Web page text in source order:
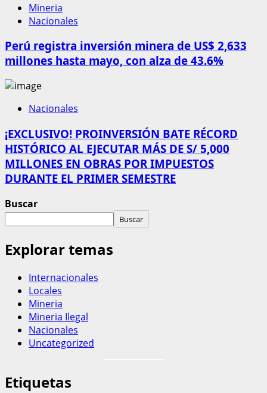
Mineria
Nacionales
Perú registra inversión minera de US$ 2,633
millones hasta mayo, con alza de 43.6%
Nacionales
¡EXCLUSIVO! PROINVERSIÓN BATE RÉCORD
HISTÓRICO AL EJECUTAR MÁS DE S/ 5,000
MILLONES EN OBRAS POR IMPUESTOS
DURANTE EL PRIMER SEMESTRE
Buscar
Buscar
Explorar temas
Internacionales
Locales
Mineria
Mineria Ilegal
Nacionales
Uncategorized
Etiquetas